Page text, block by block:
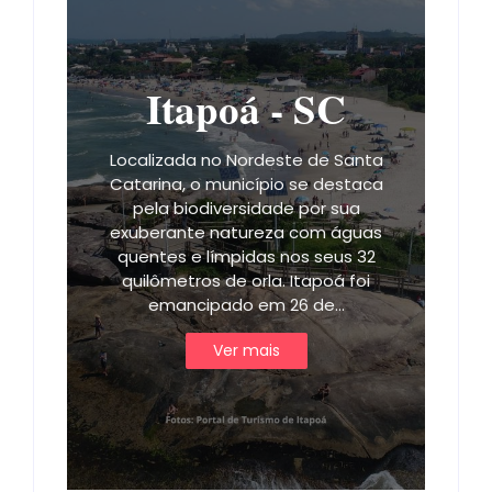
Itapoá - SC
Localizada no Nordeste de Santa
Catarina, o município se destaca
pela biodiversidade por sua
exuberante natureza com águas
quentes e límpidas nos seus 32
quilômetros de orla. Itapoá foi
emancipado em 26 de…
Ver mais